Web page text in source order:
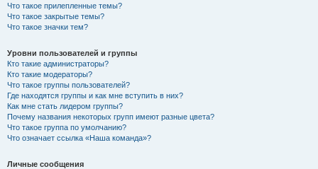
Что такое прилепленные темы?
Что такое закрытые темы?
Что такое значки тем?
Уровни пользователей и группы
Кто такие администраторы?
Кто такие модераторы?
Что такое группы пользователей?
Где находятся группы и как мне вступить в них?
Как мне стать лидером группы?
Почему названия некоторых групп имеют разные цвета?
Что такое группа по умолчанию?
Что означает ссылка «Наша команда»?
Личные сообщения